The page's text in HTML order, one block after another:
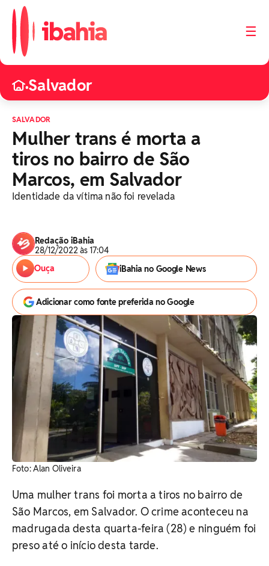
☰
•Salvador
SALVADOR
Mulher trans é morta a
tiros no bairro de São
Marcos, em Salvador
Identidade da vítima não foi revelada
Redação iBahia
28/12/2022 às 17:04
Ouça
iBahia no Google News
Adicionar como fonte preferida no Google
Foto: Alan Oliveira
Uma mulher trans foi morta a tiros no bairro de
São Marcos, em Salvador. O crime aconteceu na
madrugada desta quarta-feira (28) e ninguém foi
preso até o início desta tarde.